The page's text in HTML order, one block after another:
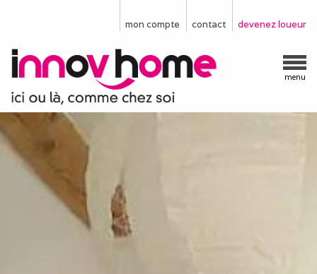
devenez loueur
contact
mon compte
menu